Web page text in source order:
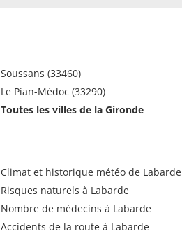
Soussans (33460)
Le Pian-Médoc (33290)
Toutes les villes de la Gironde
Climat et historique météo de Labarde
Risques naturels à Labarde
Nombre de médecins à Labarde
Accidents de la route à Labarde